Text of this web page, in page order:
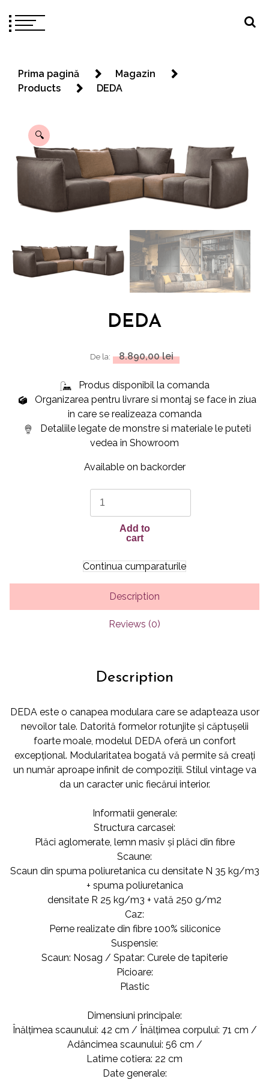
Prima pagină
Magazin
Products
DEDA
🔍
DEDA
De la: 8.890,00lei
Produs disponibil la comanda
Organizarea pentru livrare si montaj se face in ziua
in care se realizeaza comanda
Detaliile legate de monstre si materiale le puteti
vedea in Showroom
Available on backorder
Add to
cart
Continua cumparaturile
Description
Reviews (0)
Description
DEDA este o canapea modulara care se adapteaza usor
nevoilor tale. Datorită formelor rotunjite și căptușelii
foarte moale, modelul DEDA oferă un confort
excepțional. Modularitatea bogată vă permite să creați
un număr aproape infinit de compoziții. Stilul vintage va
da un caracter unic fiecărui interior.
Informatii generale:
Structura carcasei:
Plăci aglomerate, lemn masiv și plăci din fibre
Scaune:
Scaun din spuma poliuretanica cu densitate N 35 kg/m3
+ spuma poliuretanica
densitate R 25 kg/m3 + vată 250 g/m2
Caz:
Perne realizate din fibre 100% siliconice
Suspensie:
Scaun: Nosag / Spatar: Curele de tapiterie
Picioare:
Plastic
Dimensiuni principale:
Înălțimea scaunului: 42 cm / Înălțimea corpului: 71 cm /
Adâncimea scaunului: 56 cm /
Latime cotiera: 22 cm
Date generale: